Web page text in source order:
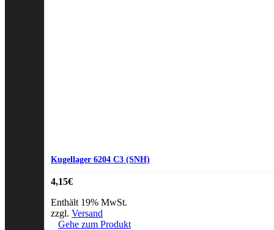
Kugellager 6204 C3 (SNH)
4,15€
Enthält 19% MwSt.
zzgl. Versand
Gehe zum Produkt